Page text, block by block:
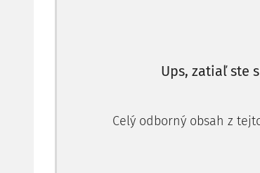
Ups, zatiaľ ste
Celý odborný obsah z